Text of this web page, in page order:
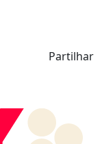
Partilhar